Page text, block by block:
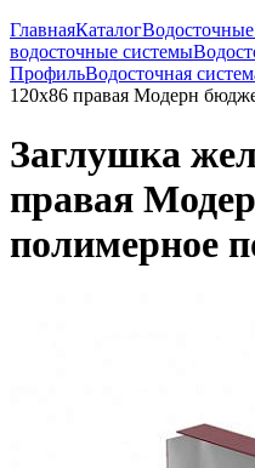
ГлавнаяКаталог
водосточные системы
ПрофильВодосточная
120х86 правая Модерн
Заглушка
правая
полимерное